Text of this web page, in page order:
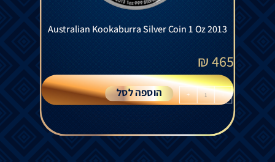
Australian Kookaburra Silver Coin 1 Oz 2013
465
₪
-
+ הוספה לסל